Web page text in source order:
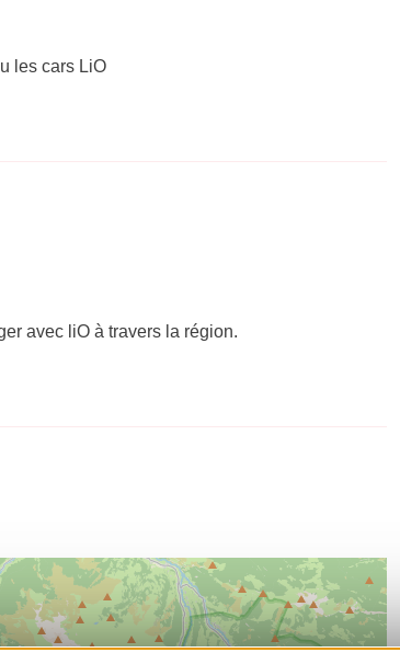
les cars LiO
avec liO à travers la région.